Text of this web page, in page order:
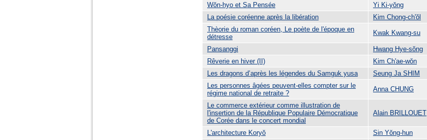
Wŏn-hyo et Sa Pensée Yi Ki-yŏng
La poésie coréenne après la libération
Kim Chong-ch'ŏl
Thèorie du roman coréen, Le poète de l'époque en
détresse
Kwak Kwang-su
Pansanggi Hwang Hye-sŏng
Rêverie en hiver (II)
Kim Ch'ae-wŏn
Les dragons d’après les légendes du Samguk yusa
Seung Ja SHIM
Les personnes âgées peuvent-elles compter sur le
régime national de retraite ?
Anna CHUNG
Le commerce extérieur comme illustration de
l'insertion de la République Populaire Démocratique
de Corée dans le concert mondial
Alain BRILLOUET
L'architecture Koryŏ Sin Yŏng-hun